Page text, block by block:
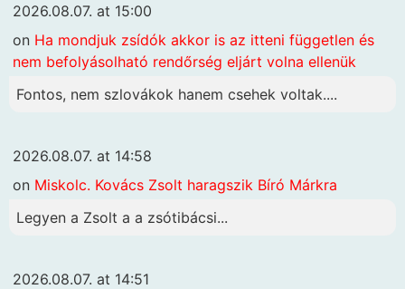
2026.08.07. at 15:00
on Ha mondjuk zsídók akkor is az itteni független és
nem befolyásolható rendőrség eljárt volna ellenük
Fontos, nem szlovákok hanem csehek voltak....
2026.08.07. at 14:58
on Miskolc. Kovács Zsolt haragszik Bíró Márkra
Legyen a Zsolt a a zsótibácsi...
2026.08.07. at 14:51